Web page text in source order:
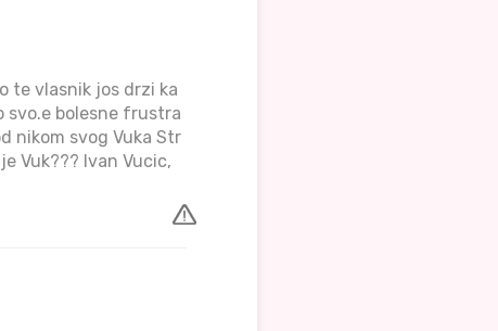
te vlasnik jos drzi ka
svo.e bolesne frustra
nikom svog Vuka Str
Vuk??? Ivan Vucic,